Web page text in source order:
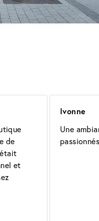
de
et
Ivonne
Une